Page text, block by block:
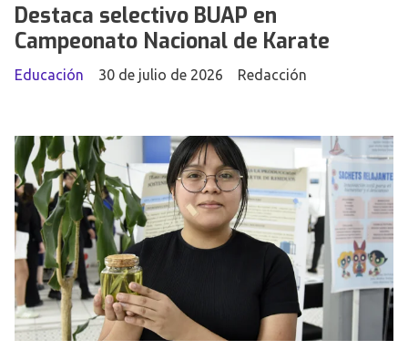
Destaca selectivo BUAP en
Campeonato Nacional de Karate
Redacción
Educación 30 de julio de 2026